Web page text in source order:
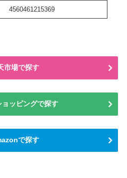
4560461215369
市場で探す
ッピングで探す
で探す